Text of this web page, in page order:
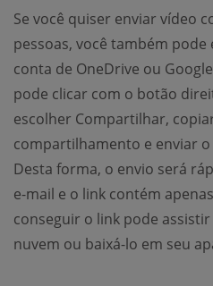
Se você quiser enviar vídeo
pessoas, você também
conta de OneDrive ou
pode clicar com o botão
escolher Compartilhar,
compartilhamento e enviar
Desta forma, o envio será
e-mail e o link contém
conseguir o link pode
nuvem ou baixá-lo em seu